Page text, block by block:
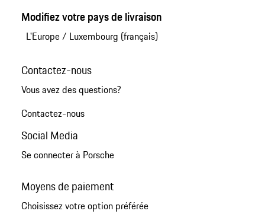
Modifiez votre pays de livraison
L'Europe/ Luxembourg (français)
Contactez-nous
Vous avez des questions?
Contactez-nous
Social Media
Se connecter à Porsche
Moyens de paiement
Choisissez votre option préférée